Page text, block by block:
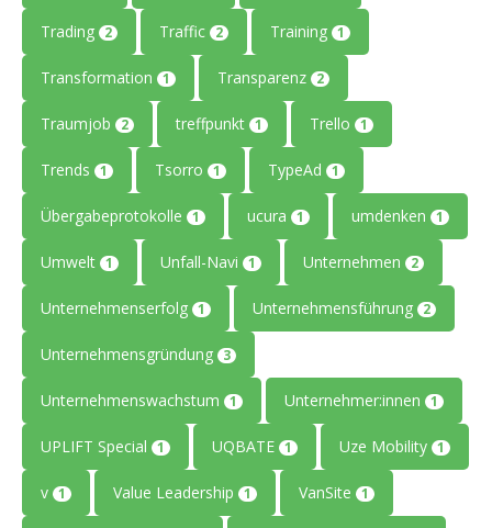
Trading 2 Traffic 2 Training 1
Transformation 1 Transparenz 2
Traumjob 2 treffpunkt 1 Trello 1
Trends 1 Tsorro 1 TypeAd 1
Übergabeprotokolle 1 ucura 1 umdenken 1
Umwelt 1 Unfall-Navi 1 Unternehmen 2
Unternehmenserfolg 1 Unternehmensführung 2
Unternehmensgründung 3
Unternehmenswachstum 1 Unternehmer:innen 1
UPLIFT Special 1 UQBATE 1 Uze Mobility 1
v 1 Value Leadership 1 VanSite 1